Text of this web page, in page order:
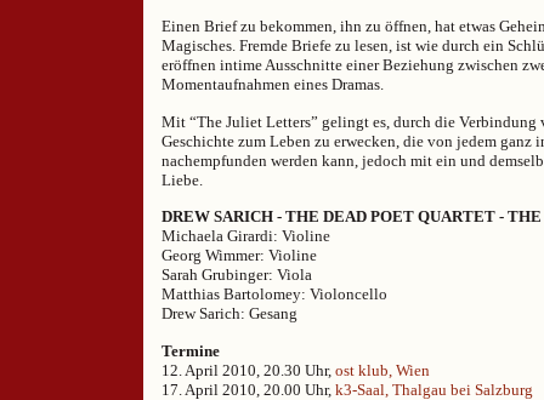
Einen Brief zu bekommen, ihn zu öffnen, hat etwas
Magisches. Fremde Briefe zu lesen, ist wie durch ein
eröffnen intime Ausschnitte einer Beziehung zwischen
Momentaufnahmen eines Dramas.
Mit “The Juliet Letters” gelingt es, durch die
Geschichte zum Leben zu erwecken, die von jedem
nachempfunden werden kann, jedoch mit ein und
Liebe.
DREW SARICH - THE DEAD POET QUARTET -
Michaela Girardi: Violine
Georg Wimmer: Violine
Sarah Grubinger: Viola
Matthias Bartolomey: Violoncello
Drew Sarich: Gesang
Termine
12. April 2010, 20.30 Uhr, ost klub, Wien
17. April 2010, 20.00 Uhr, k3-Saal, Thalgau bei Salzburg